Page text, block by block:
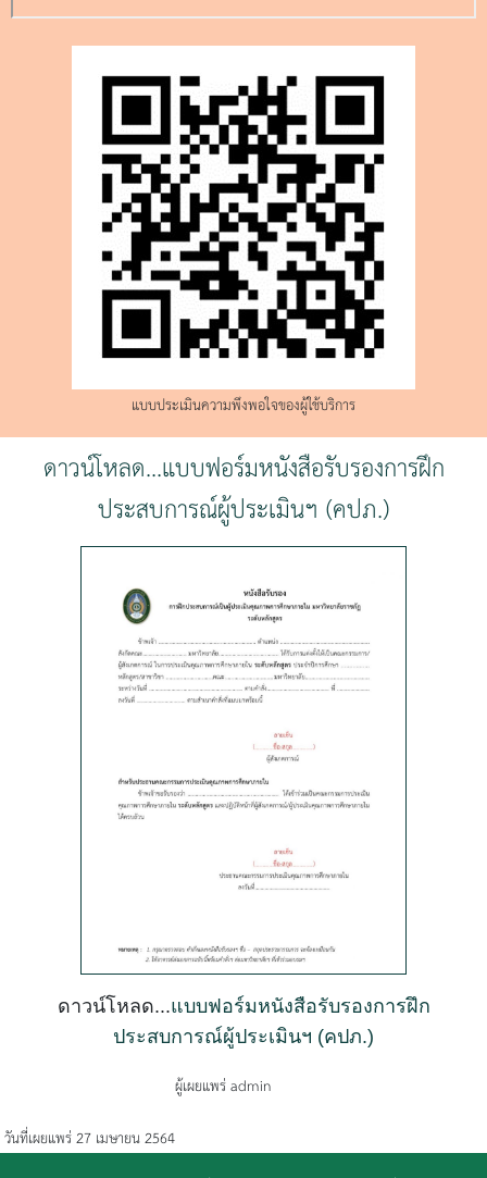
แบบประเมินความพึงพอใจของผู้ใช้บริการ
ดาวน์โหลด...แบบฟอร์มหนังสือรับรองการฝึก
ประสบการณ์ผู้ประเมินฯ (คปภ.)
ดาวน์โหลด...แบบฟอร์มหนังสือรับรองการฝึก
ประสบการณ์ผู้ประเมินฯ (คปภ.)
วันที่เผยแพร่ 27 เมษายน 2564
ผู้เผยแพร่ admin